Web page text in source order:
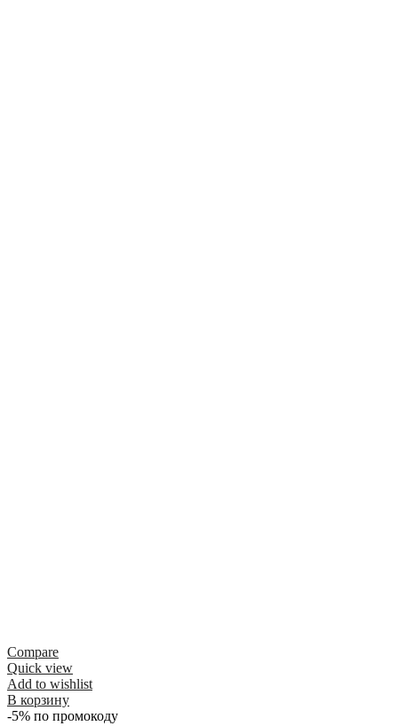
Compare
Quick view
Add to wishlist
В корзину
-5% по промокоду